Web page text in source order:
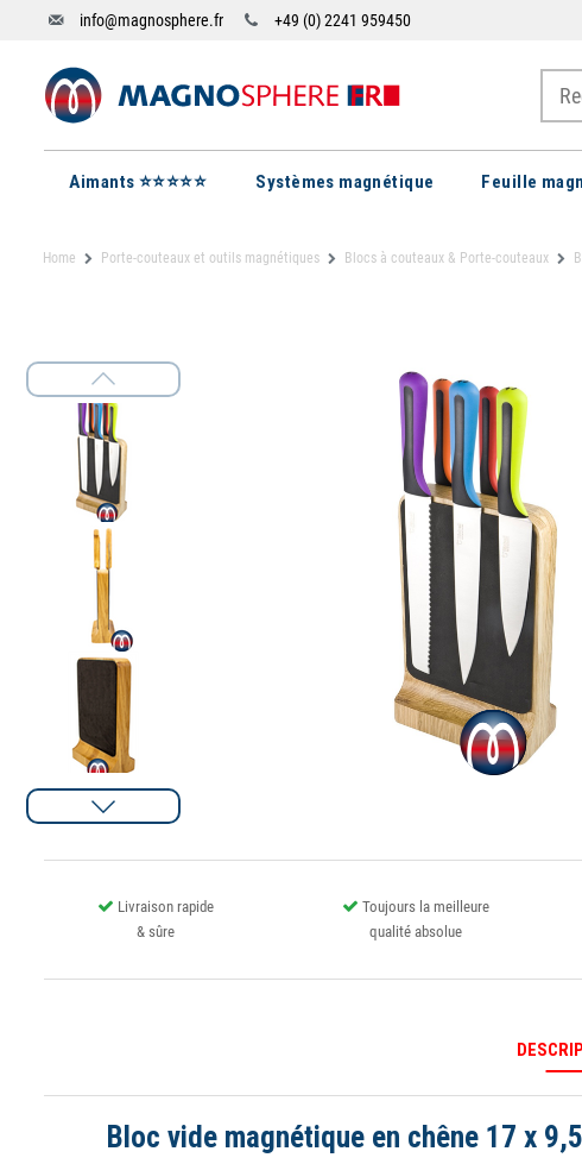
info@magnosphere.fr +49 (0) 2241 959450
Aimants ⭐⭐⭐⭐⭐ Systèmes magnétique Feuille
Home Porte-couteaux et outils magnétiques Blocs à couteaux & Porte-couteaux
Livraison rapide
& sûre
Toujours la meilleure
qualité absolue
Bloc vide magnétique en chêne 17 x